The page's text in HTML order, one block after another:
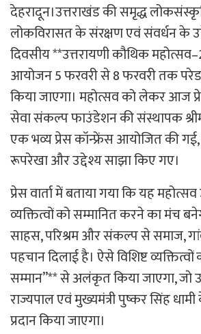
देहरादून।उत्तराखंड की समृद्ध
लोकविरासत के संरक्षण एवं संवर्धन के
दिवसीय **उत्तरायणी कौथिक
आयोजन 5 फरवरी से 8 फरवरी तक परेड
किया जाएगा। महोत्सव को लेकर आज
सेवा संकल्प फाउंडेशन की संस्थापक
एक भव्य प्रेस कॉन्फ्रेंस आयोजित की
रूपरेखा और उद्देश्य साझा किए गए।
प्रेस वार्ता में बताया गया कि यह महोत्सव
व्यक्तित्वों को सम्मानित करने का मंच
साहस, परिश्रम और संकल्प से समाज,
पहचान दिलाई है। ऐसे विशिष्ट
सम्मान”** से अलंकृत किया जाएगा, जो
राज्यपाल एवं मुख्यमंत्री पुष्कर सिंह
प्रदान किया जाएगा।